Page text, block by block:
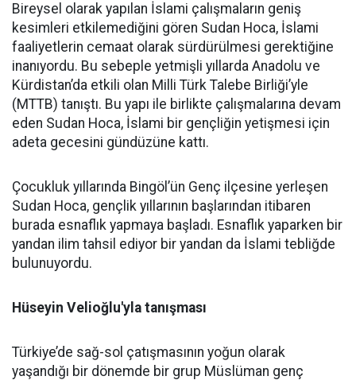
Bireysel olarak yapılan İslami çalışmaların geniş
kesimleri etkilemediğini gören Sudan Hoca, İslami
faaliyetlerin cemaat olarak sürdürülmesi gerektiğine
inanıyordu. Bu sebeple yetmişli yıllarda Anadolu ve
Kürdistan’da etkili olan Milli Türk Talebe Birliği’yle
(MTTB) tanıştı. Bu yapı ile birlikte çalışmalarına devam
eden Sudan Hoca, İslami bir gençliğin yetişmesi için
adeta gecesini gündüzüne kattı.
Çocukluk yıllarında Bingöl’ün Genç ilçesine yerleşen
Sudan Hoca, gençlik yıllarının başlarından itibaren
burada esnaflık yapmaya başladı. Esnaflık yaparken bir
yandan ilim tahsil ediyor bir yandan da İslami tebliğde
bulunuyordu.
Hüseyin Velioğlu'yla tanışması
Türkiye’de sağ-sol çatışmasının yoğun olarak
yaşandığı bir dönemde bir grup Müslüman genç